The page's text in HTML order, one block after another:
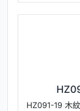
HZ091-19 木